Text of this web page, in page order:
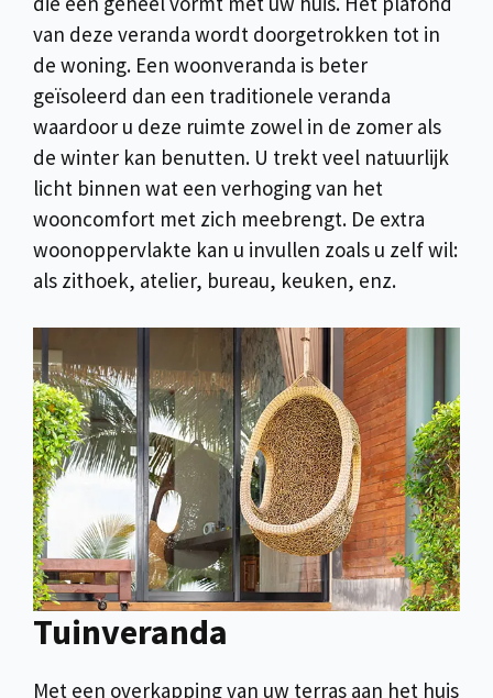
van deze veranda wordt doorgetrokken tot in
de woning. Een woonveranda is beter
geïsoleerd dan een traditionele veranda
waardoor u deze ruimte zowel in de zomer als
de winter kan benutten. U trekt veel natuurlijk
licht binnen wat een verhoging van het
wooncomfort met zich meebrengt. De extra
woonoppervlakte kan u invullen zoals u zelf wil:
als zithoek, atelier, bureau, keuken, enz.
Tuinveranda
Met een overkapping van uw terras aan het huis